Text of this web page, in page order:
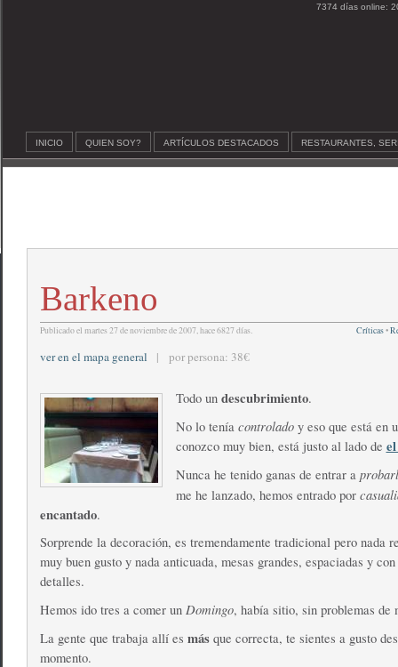
7374 días online:
INICIO QUIEN SOY? ARTÍCULOS DESTACADOS RESTAURANTES,
Barkeno
Publicado el martes 27 de noviembre de 2007, hace 6827 días. Críticas•
ver en el mapa general | por persona: 38€
Todo un descubrimiento.
No lo tenía controlado y eso que está en
conozco muy bien, está justo al lado de
Nunca he tenido ganas de entrar a
me he lanzado, hemos entrado por
encantado.
Sorprende la decoración, es tremendamente tradicional pero nada
muy buen gusto y nada anticuada, mesas grandes, espaciadas y
detalles.
Hemos ido tres a comer un Domingo, había sitio, sin problemas de
La gente que trabaja allí es más que correcta, te sientes a gusto
momento.